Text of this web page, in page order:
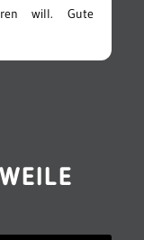
will. Gute